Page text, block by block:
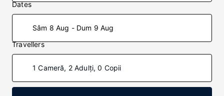
Dates
Sâm 8 Aug - Dum 9 Aug
Travellers
1 Cameră, 2 Adulți, 0 Copii